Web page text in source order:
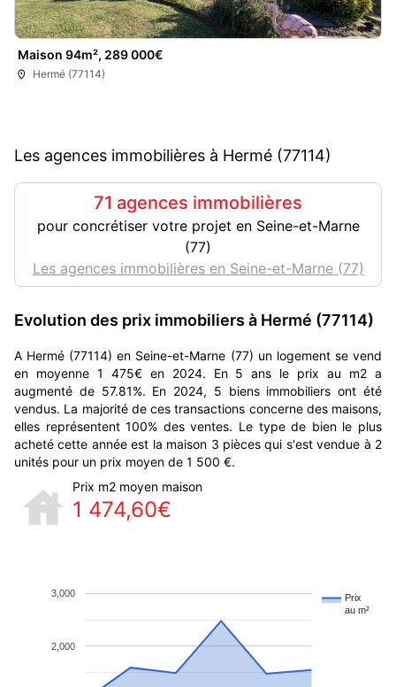
Maison 94m², 289 000€
Hermé (77114)
Les agences immobilières à Hermé (77114)
71 agences immobilières
pour concrétiser votre projet en Seine-et-Marne
(77)
Les agences immobilières en Seine-et-Marne (77)
Evolution des prix immobiliers à Hermé (77114)
A Hermé (77114) en Seine-et-Marne (77) un logement se vend
en moyenne 1 475€ en 2024. En 5 ans le prix au m2 a
augmenté de 57.81%. En 2024, 5 biens immobiliers ont été
vendus. La majorité de ces transactions concerne des maisons,
elles représentent 100% des ventes. Le type de bien le plus
acheté cette année est la maison 3 pièces qui s'est vendue à 2
unités pour un prix moyen de 1 500 €.
Prix m2 moyen maison
1 474,60€
Prix
au m²
2,000
3,000